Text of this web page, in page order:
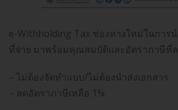
e-With​holding Tax ช่องทางใหม่ในการ
ที่จ่าย มาพร้อมคุณสมบัติและอัตราภาษีที่
– ไม่ต้องจัดทำแบบ/ไม่ต้องนำส่งเอกสาร
– ลดอัตราภาษีเหลือ 1%